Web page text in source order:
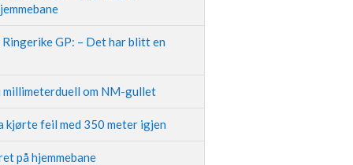
GP: – Det har blitt en
om NM-gullet
kjørte feil med 350 meter igjen
på hjemmebane